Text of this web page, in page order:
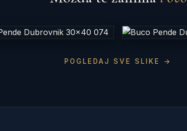
POGLEDAJ SVE SLIKE →